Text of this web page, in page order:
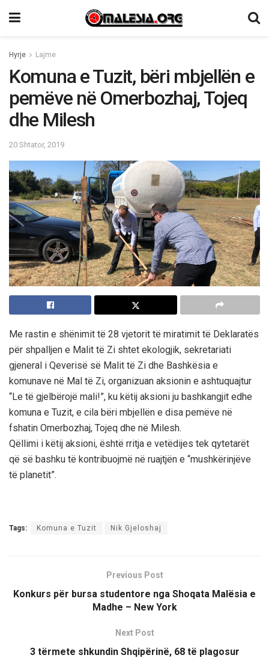
Hyrje Lajme
Komuna e Tuzit, bëri mbjellën e
pemëve në Omerbozhaj, Tojeq
dhe Milesh
20 Shtator, 2019
Me rastin e shënimit të 28 vjetorit të miratimit të Deklaratës
për shpalljen e Malit të Zi shtet ekologjik, sekretariati
gjeneral i Qeverisë së Malit të Zi dhe Bashkësia e
komunave në Mal të Zi, organizuan aksionin e ashtuquajtur
“Le të gjelbërojë mali!”, ku këtij aksioni ju bashkangjit edhe
komuna e Tuzit, e cila bëri mbjellën e disa pemëve në
fshatin Omerbozhaj, Tojeq dhe në Milesh.
Qëllimi i këtij aksioni, është rritja e vetëdijes tek qytetarët
që së bashku të kontribuojmë në ruajtjën e “mushkërinjëve
të planetit”.
Tags: Komuna e Tuzit Nik Gjeloshaj
Previous Post
Konkurs për bursa studentore nga Shoqata Malësia e
Madhe – New York
Next Post
3 tërmete shkundin Shqipërinë, 68 të plagosur